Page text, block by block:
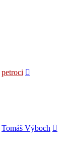
petroci
Tomáš Výboch